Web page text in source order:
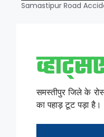
Samastipur Road
समस्तीपुर जिले के
का पहाड़ टूट पड़ा है।